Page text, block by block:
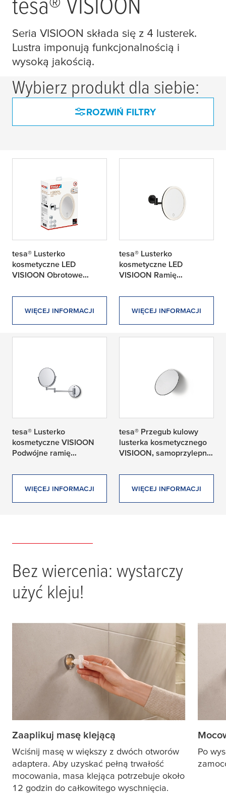
Seria VISIOON składa się z 4 lusterek.
Lustra imponują funkcjonalnością i
wysoką jakością.
Wybierz produkt dla siebie:
ROZWIŃ FILTRY
tesa® Lusterko
kosmetyczne LED
VISIOON Obrotowe
chromowany metal,
sztuczne
WIĘCEJ INFORMACJI
tesa® Lusterko
kosmetyczne LED
VISIOON Ramię
samoprzylepne, metal
czarno, plastik matowy
WIĘCEJ INFORMACJI
tesa® Lusterko
kosmetyczne VISIOON
Podwójne ramię
samoprzylepne, mosiądz
chromowany,
chromowana stal
nierdzewna
WIĘCEJ INFORMACJI
tesa® Przegub kulowy
lusterka kosmetycznego
VISIOON, samoprzylepny,
WIĘCEJ INFORMACJI
Bez wiercenia: wystarczy
użyć kleju!
Zaaplikuj masę klejącą
Wciśnij masę w większy z dwóch otworów
adaptera. Aby uzyskać pełną trwałość
mocowania, masa klejąca potrzebuje około
12 godzin do całkowitego wyschnięcia.
Po